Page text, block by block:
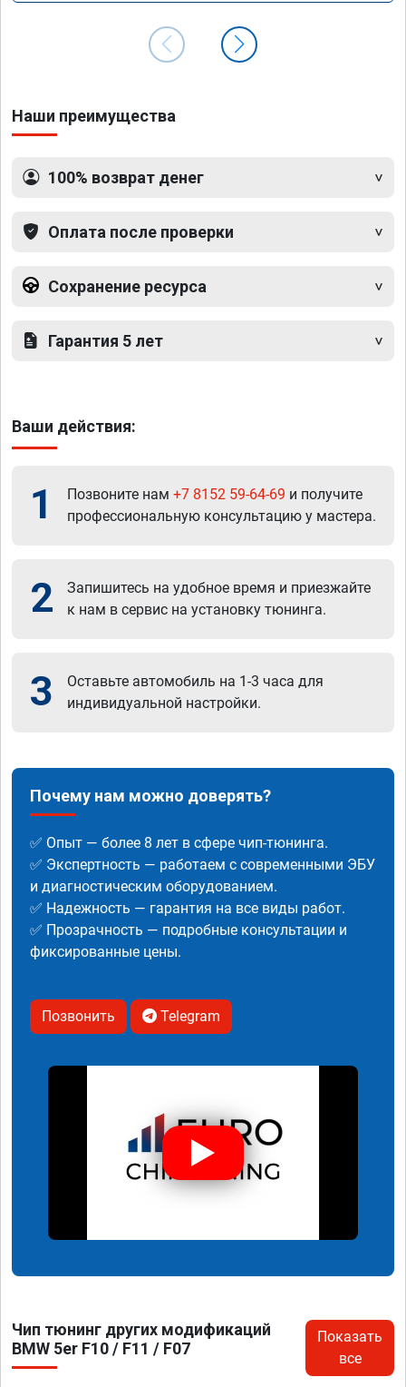
Наши преимущества
100% возврат денег
Оплата после проверки
Сохранение ресурса
Гарантия 5 лет
Ваши действия:
1 Позвоните нам +7 8152 59-64-69 и получите
профессиональную консультацию у мастера.
2
Запишитесь на удобное время и приезжайте
к нам в сервис на установку тюнинга.
3
Оставьте автомобиль на 1-3 часа для
индивидуальной настройки.
Почему нам можно доверять?
✅ Опыт — более 8 лет в сфере чип-тюнинга.
✅ Экспертность — работаем с современными ЭБУ
и диагностическим оборудованием.
✅ Надежность — гарантия на все виды работ.
✅ Прозрачность — подробные консультации и
фиксированные цены.
Позвонить Telegram
Чип тюнинг других модификаций
BMW 5er F10 / F11 / F07
Показать
все